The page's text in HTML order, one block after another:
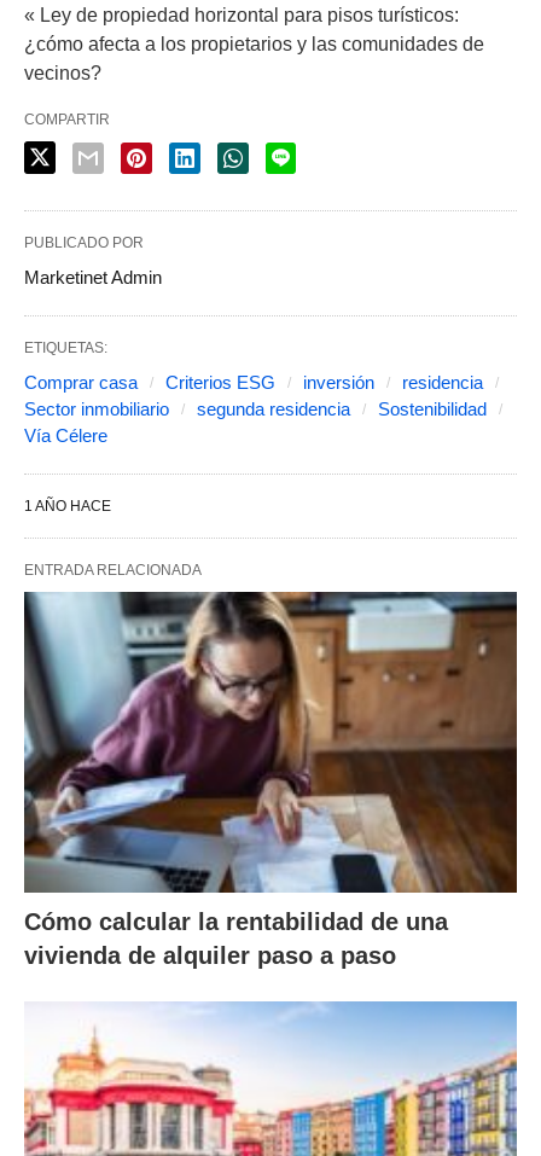
« Ley de propiedad horizontal para pisos turísticos:
¿cómo afecta a los propietarios y las comunidades de
vecinos?
COMPARTIR
PUBLICADO POR
Marketinet Admin
ETIQUETAS:
Comprar casa Criterios ESG inversión
residencia
Sector inmobiliario
segunda residencia
Sostenibilidad
Vía Célere
1 AÑO HACE
ENTRADA RELACIONADA
Cómo calcular la rentabilidad de una
vivienda de alquiler paso a paso